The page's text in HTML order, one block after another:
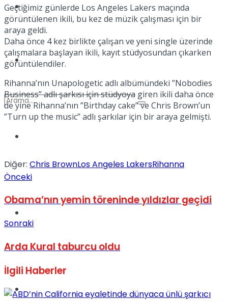
Dünya
Sinema
Podcast
Geçtiğimiz günlerde Los Angeles Lakers maçında
görüntülenen ikili, bu kez de müzik çalışması için bir
araya geldi.
Daha önce 4 kez birlikte çalışan ve yeni single üzerinde
çalışmalara başlayan ikili, kayıt stüdyosundan çıkarken
görüntülendiler.
Rihanna’nın Unapologetic adlı albümündeki ”Nobodies
Business” adlı şarkısı için stüdyoya giren ikili daha önce
de yine Rihanna’nın ”Birthday cake” ve Chris Brown’un
”Turn up the music” adlı şarkılar için bir araya gelmişti.
Diğer: Chris BrownLos Angeles LakersRihanna
Önceki
Obama’nın yemin töreninde yıldızlar geçidi
Sonraki
Arda Kural taburcu oldu
İlgili Haberler